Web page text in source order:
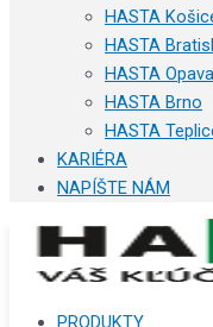
HASTA
HASTA
HASTA Opava
HASTA Brno
HASTA
KARIÉRA
NAPÍŠTE NÁM
PRODUKTY